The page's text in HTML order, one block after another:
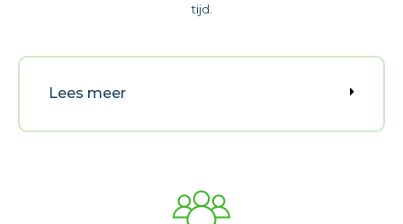
tijd.
Lees meer